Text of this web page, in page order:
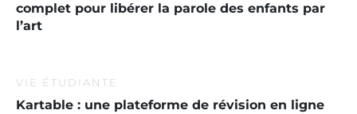
complet pour libérer la parole des enfants par
l’art
VIE ÉTUDIANTE
Kartable : une plateforme de révision en ligne